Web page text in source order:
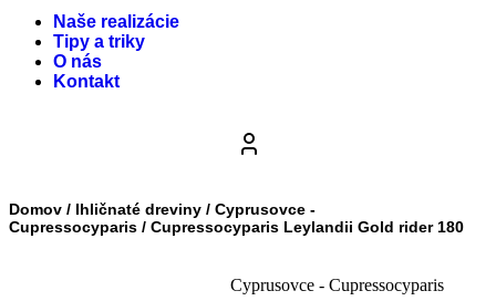
Naše realizácie
Tipy a triky
O nás
Kontakt
Domov / Ihličnaté dreviny / Cyprusovce -
Cupressocyparis / Cupressocyparis Leylandii Gold rider 180
Cyprusovce - Cupressocyparis